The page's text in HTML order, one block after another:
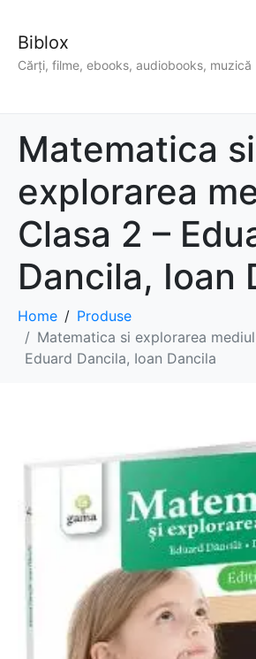
Biblox
Cărți, filme, ebooks, audiobooks, muzică
Matematica si
explorarea
Clasa 2 –
Dancila, Ioan
Home
Produse
Matematica si explorarea
Eduard Dancila, Ioan Dancila